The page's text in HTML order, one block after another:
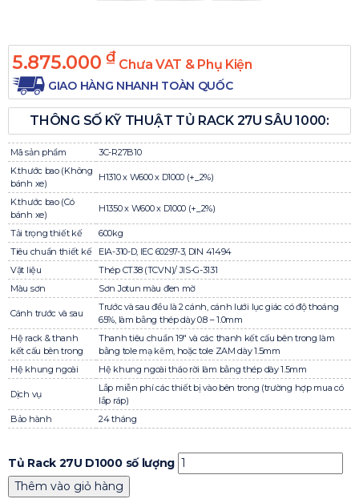
5.875.000 ₫ Chưa VAT & Phụ Kiện
GIAO HÀNG NHANH TOÀN QUỐC
THÔNG SỐ KỸ THUẬT TỦ RACK 27U SÂU 1000:
Mã sản phẩm
3C-R27B10
K.thước bao (Không
bánh xe)
H1310 x W600 x D1000 (+_2%)
K.thước bao (Có
bánh xe)
H1350 x W600 x D1000 (+_2%)
Tải trọng thiết kế
600kg
Tiêu chuẩn thiết kế
EIA-310-D, IEC 60297-3, DIN 41494
Vật liệu
Thép CT38 (TCVN)/ JIS-G-3131
Màu sơn
Sơn Jotun màu đen mờ
Cánh trước và sau
Trước và sau đều là 2 cánh, cánh lưới lục giác có độ thoáng
65%, làm bằng thép dày 0.8 – 1.0mm
Hệ rack & thanh
kết cấu bên trong
Thanh tiêu chuẩn 19″ và các thanh kết cấu bên trong làm
bằng tole mạ kẽm, hoặc tole ZAM dày 1.5mm
Hệ khung ngoài
Hệ khung ngoài tháo rời làm bằng thép dày 1.5mm
Dịch vụ
Lắp miễn phí các thiết bị vào bên trong (trường hợp mua có
lắp ráp)
Bảo hành
24 tháng
Tủ Rack 27U D1000 số lượng
Thêm vào giỏ hàng